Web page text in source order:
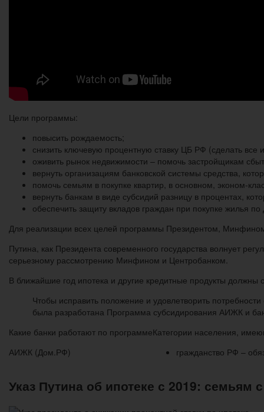
Цели программы:
повысить рождаемость;
снизить ключевую процентную ставку ЦБ РФ (сделать
оживить рынок недвижимости – помочь застройщикам
вернуть организациям банковской системы средства,
помочь семьям в покупке квартир, в основном, эконом-
вернуть банкам в виде субсидий разницу в процентах,
обеспечить защиту вкладов граждан при покупке жилья
Для реализации всех целей программы Президентом,
Путина, как Президента современного государства волнует
серьезному рассмотрению Минфином и Центробанком.
В ближайшие год ипотека и другие кредитные продукты должны
Чтобы исправить положение и удовлетворить
была разработана Программа субсидирования АИЖК и
Какие банки работают по программеКатегории населения,
АИЖК (Дом.РФ)
гражданство РФ –
Указ Путина об ипотеке с 2019: семьям